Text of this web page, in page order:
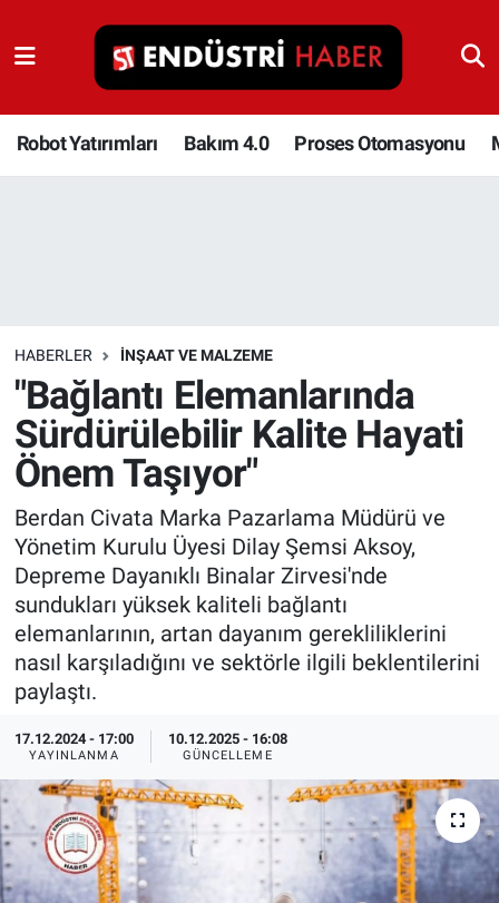
Robot Yatırımları Bakım 4.0 Proses Otomasyonu
HABERLER İNŞAAT VE MALZEME
"Bağlantı Elemanlarında
Sürdürülebilir Kalite Hayati
Önem Taşıyor"
Berdan Civata Marka Pazarlama Müdürü ve
Yönetim Kurulu Üyesi Dilay Şemsi Aksoy,
Depreme Dayanıklı Binalar Zirvesi'nde
sundukları yüksek kaliteli bağlantı
elemanlarının, artan dayanım gerekliliklerini
nasıl karşıladığını ve sektörle ilgili beklentilerini
paylaştı.
17.12.2024 - 17:00
YAYINLANMA
10.12.2025 - 16:08
GÜNCELLEME
Robot Yatırımları
Bakım 4.0
Depolama Çözümleri
İnşaat ve Malzeme
HaberOrtak
EndüstriST
Enerjisini Üreten Fabrikalar
Endüstri 4.0 Uygulamaları
Ağır Sanayi Çözümleri